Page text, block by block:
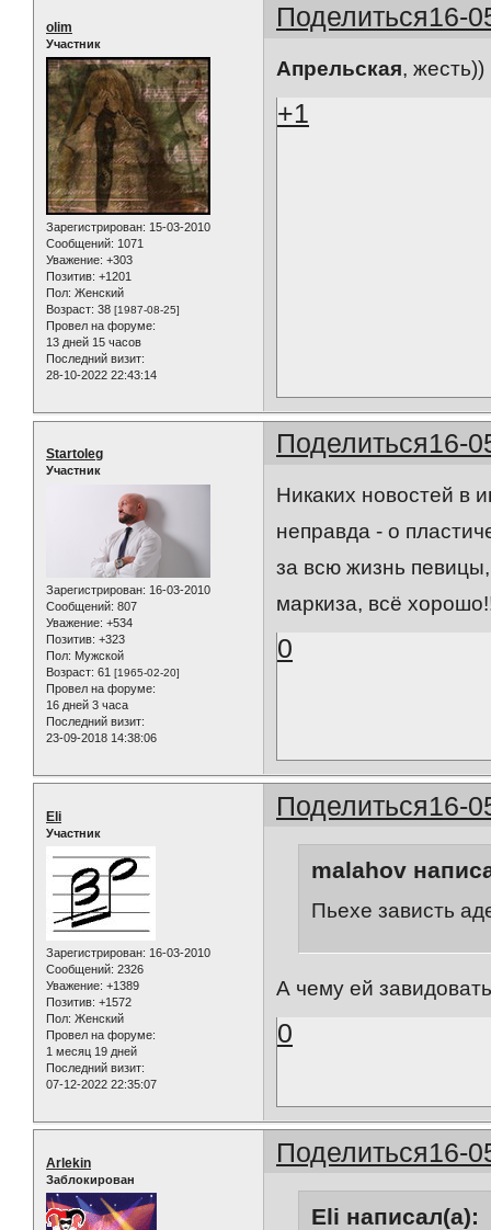
Поделиться16-
olim
Участник
Зарегистрирован: 15-03-2010
Сообщений: 1071
Уважение: +303
Позитив: +1201
Пол: Женский
Возраст: 38 [1987-08-25]
Провел на форуме:
13 дней 15 часов
Последний визит:
28-10-2022 22:43:14
Апрельская, жесть))
+1
Поделиться16-
Startoleg
Участник
Зарегистрирован: 16-03-2010
Сообщений: 807
Уважение: +534
Позитив: +323
Пол: Мужской
Возраст: 61 [1965-02-20]
Провел на форуме:
16 дней 3 часа
Последний визит:
23-09-2018 14:38:06
Никаких новостей в
неправда - о
за всю жизнь
маркиза, всё
0
Поделиться16-
Eli
Участник
Зарегистрирован: 16-03-2010
Сообщений: 2326
Уважение: +1389
Позитив: +1572
Пол: Женский
Провел на форуме:
1 месяц 19 дней
Последний визит:
07-12-2022 22:35:07
malahov
Пьехе зависть
А чему ей
0
Поделиться16-
Arlekin
Заблокирован
Eli написал(а):